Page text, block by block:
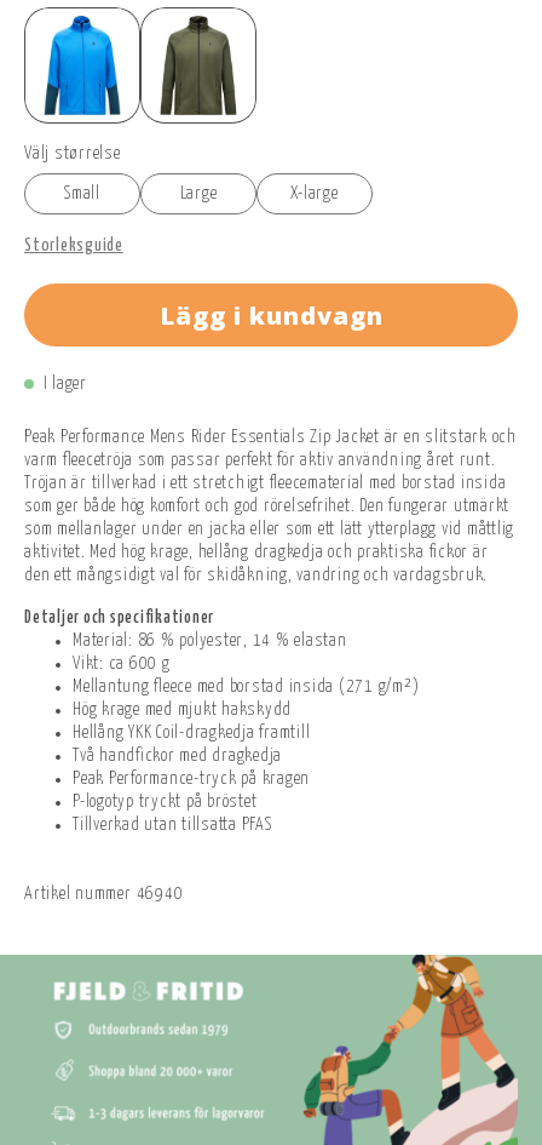
Välj størrelse
Small Large X-large
Storleksguide
Lägg i kundvagn
I lager
Peak Performance Mens Rider Essentials Zip Jacket är en slitstark och
varm fleecetröja som passar perfekt för aktiv användning året runt.
Tröjan är tillverkad i ett stretchigt fleecematerial med borstad insida
som ger både hög komfort och god rörelsefrihet. Den fungerar utmärkt
som mellanlager under en jacka eller som ett lätt ytterplagg vid måttlig
aktivitet. Med hög krage, hellång dragkedja och praktiska fickor är
den ett mångsidigt val för skidåkning, vandring och vardagsbruk.
Detaljer och specifikationer
Material: 86 % polyester, 14 % elastan
Vikt: ca 600 g
Mellantung fleece med borstad insida (271 g/m²)
Hög krage med mjukt hakskydd
Hellång YKK Coil-dragkedja framtill
Två handfickor med dragkedja
Peak Performance-tryck på kragen
P-logotyp tryckt på bröstet
Tillverkad utan tillsatta PFAS
Artikel nummer 46940